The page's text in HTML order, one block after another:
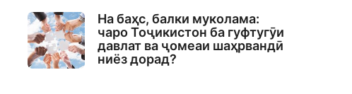
На баҳс, балки муколама:
чаро Тоҷикистон ба гуфтугӯи
давлат ва ҷомеаи шаҳрвандӣ
ниёз дорад?